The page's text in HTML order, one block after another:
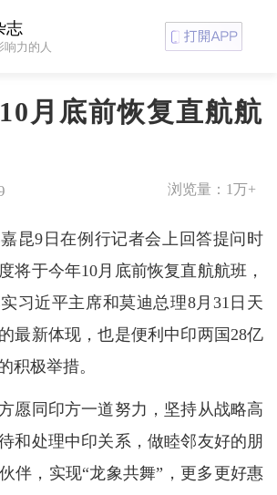
月底前恢复直航航
浏览量： 1万+
昆9日在例行记者会上回答提问时
将于今年10月底前恢复直航航班，
习近平主席和莫迪总理8月31日天
最新体现，也是便利中印两国28亿
积极举措。
愿同印方一道努力，坚持从战略高
和处理中印关系，做睦邻友好的朋
伴，实现“龙象共舞”，更多更好惠
志
响力的人